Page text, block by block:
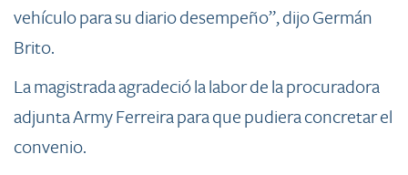
vehículo para su diario desempeño”, dijo Germán
Brito.
La magistrada agradeció la labor de la procuradora
adjunta Army Ferreira para que pudiera concretar el
convenio.